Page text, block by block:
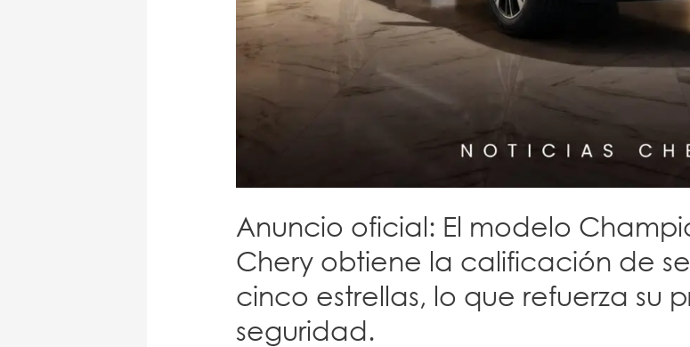
Anuncio oficial: El modelo
Chery obtiene la calificación de
cinco estrellas, lo que refuerza su
seguridad.
en
seguridad.